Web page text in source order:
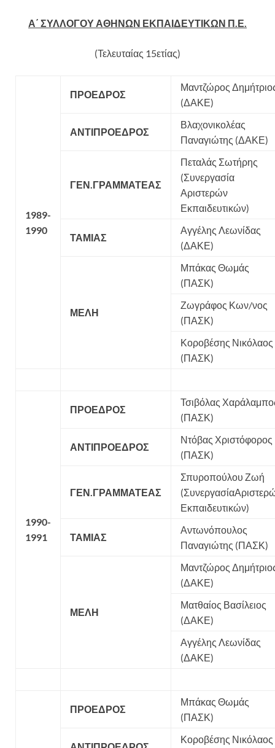
Α΄ ΣΥΛΛΟΓΟΥ ΑΘΗΝΩΝ ΕΚΠΑΙΔΕΥΤΙΚΩΝ Π.Ε.
(Τελευταίας 15ετίας)
1989-
1990
ΠΡΟΕΔΡΟΣ
Μαντζώρος
(ΔΑΚΕ)
ΑΝΤΙΠΡΟΕΔΡΟΣ
Βλαχονικολέας
Παναγιώτης (ΔΑΚΕ)
ΓΕΝ.ΓΡΑΜΜΑΤΕΑΣ
Πεταλάς Σωτήρης
(Συνεργασία
Αριστερών
Εκπαιδευτικών)
ΤΑΜΙΑΣ
Αγγέλης Λεωνίδας
(ΔΑΚΕ)
ΜΕΛΗ
Μπάκας Θωμάς
(ΠΑΣΚ)
Ζωγράφος Κων/νος
(ΠΑΣΚ)
Κοροβέσης Νικόλαος
(ΠΑΣΚ)
1990-
1991
ΠΡΟΕΔΡΟΣ
Τσιβόλας
(ΠΑΣΚ)
ΑΝΤΙΠΡΟΕΔΡΟΣ
Ντόβας Χριστόφορος
(ΠΑΣΚ)
ΓΕΝ.ΓΡΑΜΜΑΤΕΑΣ
Σπυροπούλου Ζωή
Εκπαιδευτικών)
ΤΑΜΙΑΣ
Αντωνόπουλος
Παναγιώτης (ΠΑΣΚ)
ΜΕΛΗ
Μαντζώρος
(ΔΑΚΕ)
Ματθαίος Βασίλειος
(ΔΑΚΕ)
Αγγέλης Λεωνίδας
(ΔΑΚΕ)
ΠΡΟΕΔΡΟΣ
Μπάκας Θωμάς
(ΠΑΣΚ)
Κοροβέσης Νικόλαος